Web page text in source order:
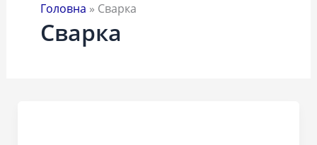
Головна » Сварка
Сварка